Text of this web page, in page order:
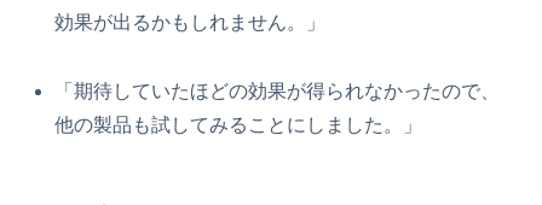
効果が出るかもしれません。」
「期待していたほどの効果が得られなかったので、
他の製品も試してみることにしました。」